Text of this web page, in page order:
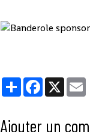
PartagerFacebook
X
Ajouter un